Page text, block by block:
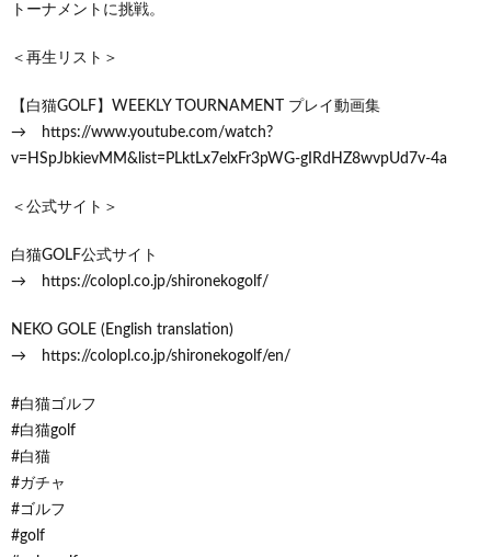
トーナメントに挑戦。
＜再生リスト＞
【白猫GOLF】WEEKLY TOURNAMENT プレイ動画集
→ https://www.youtube.com/watch?
v=HSpJbkievMM&list=PLktLx7elxFr3pWG-gIRdHZ8wvpUd7v-4a
＜公式サイト＞
白猫GOLF公式サイト
→ https://colopl.co.jp/shironekogolf/
NEKO GOLE (English translation)
→ https://colopl.co.jp/shironekogolf/en/
#白猫ゴルフ
#白猫golf
#白猫
#ガチャ
#ゴルフ
#golf